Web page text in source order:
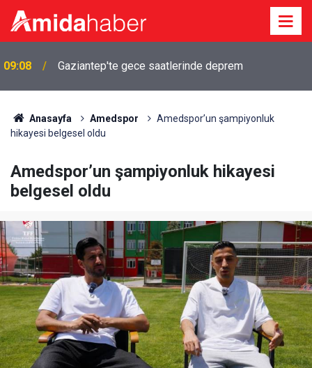
02:20
adalet bekliyor
Anasayfa Amedspor
Amedspor’un şampiyonluk
hikayesi belgesel oldu
Amedspor’un şampiyonluk hikayesi
belgesel oldu